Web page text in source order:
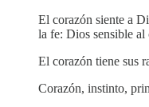
El corazón siente a
la fe: Dios sensible al
El corazón tiene sus
Corazón, instinto,